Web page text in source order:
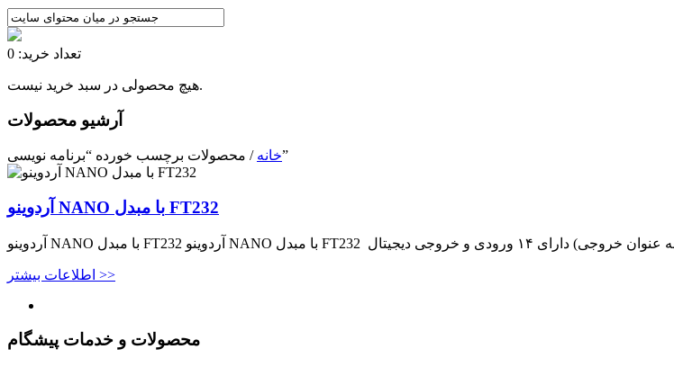
تعداد خرید: 0
هیچ محصولی در سبد خرید نیست.
آرشیو محصولات
خانه/ محصولات برچسب خورده “برنامه نویسی”
آردوینو NANO با مبدل FT232
اطلاعات بیشتر >>
محصولات و خدمات پیشگام